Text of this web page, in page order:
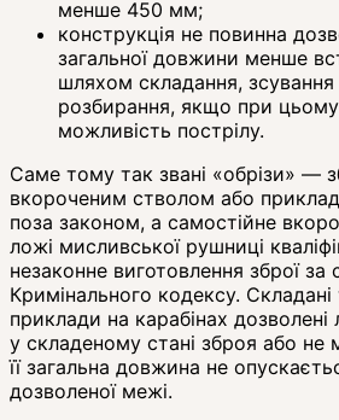
менше 450 мм;
конструкція не повинна
загальної довжини менше
шляхом складання,
розбирання, якщо при цьому
можливість пострілу.
Саме тому так звані «обрізи» —
вкороченим стволом або
поза законом, а самостійне
ложі мисливської рушниці
незаконне виготовлення зброї
Кримінального кодексу. Складані
приклади на карабінах
у складеному стані зброя або не
її загальна довжина не
дозволеної межі.